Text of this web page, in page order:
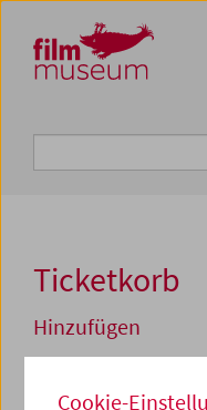
Zum Inhalt
Zum Hauptmenü
Zur Servicenavigation
Zum Suche
Ticketkorb
Hinzufügen
Cookie-